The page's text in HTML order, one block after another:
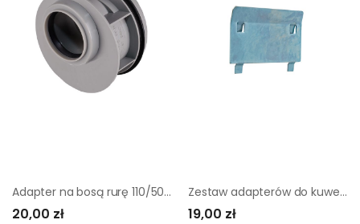
Adapter na bosą rurę 110/50 mm PLAST BRNO
20,00 zł
Zestaw adapterów do kuwet 6 szt.
19,00 zł